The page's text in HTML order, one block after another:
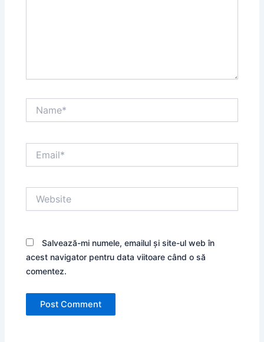
Salvează-mi numele, emailul și site-ul web în
acest navigator pentru data viitoare când o să
comentez.